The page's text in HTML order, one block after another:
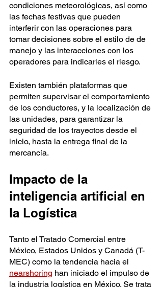
condiciones meteorológicas, así como
las fechas festivas que pueden
interferir con las operaciones para
tomar decisiones sobre el estilo de de
manejo y las interacciones con los
operadores para indicarles el riesgo.
Existen también plataformas que
permiten supervisar el comportamiento
de los conductores, y la localización de
las unidades, para garantizar la
seguridad de los trayectos desde el
inicio, hasta la entrega final de la
mercancía.
Impacto de la
inteligencia artificial en
la Logística
Tanto el Tratado Comercial entre
México, Estados Unidos y Canadá (T-
MEC) como la tendencia hacia el
nearshoring han iniciado el impulso de
la industria logística en México. Se trata